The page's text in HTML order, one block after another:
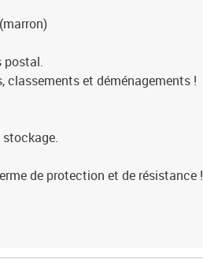
postal.
classements et déménagements !
stockage.
de protection et de résistance !